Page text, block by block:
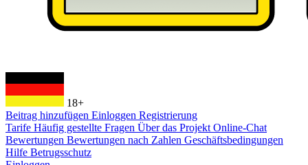
18+
Beitrag hinzufügen Einloggen Registrierung
Tarife Häufig gestellte Fragen Über das Projekt Online-Chat
Bewertungen Bewertungen nach Zahlen Geschäftsbedingungen
Hilfe Betrugsschutz